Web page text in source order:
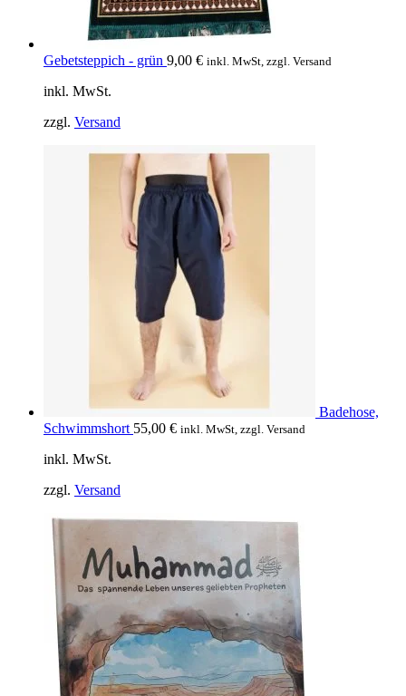
Gebetsteppich - grün 9,00 € inkl. MwSt, zzgl. Versand
inkl. MwSt.
zzgl. Versand
Badehose,
Schwimmshort 55,00 € inkl. MwSt, zzgl. Versand
inkl. MwSt.
zzgl. Versand